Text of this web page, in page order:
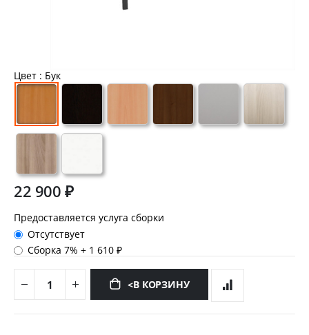
Цвет : Бук
22 900 ₽
Предоставляется услуга сборки
Отсутствует
Сборка 7%+ 1 610 ₽
<В КОРЗИНУ